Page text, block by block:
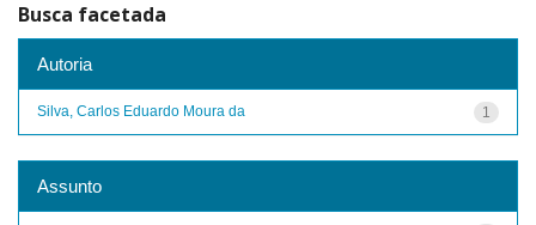
Busca facetada
Autoria
1
Silva, Carlos Eduardo Moura da
Assunto